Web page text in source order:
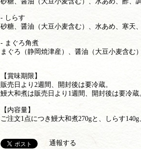
- しらす
砂糖、醤油（大豆小麦含む）、水あめ、寒天
- まぐろ角煮
まぐろ（静岡焼津産）、醤油（大豆小麦含む
【賞味期限】
販売日より2週間、開封後は要冷蔵。
鰻大和煮は販売日より1週間、開封後は要冷蔵
【内容量】
ご注文1点につき鰻大和煮270gと、しらす
通報する